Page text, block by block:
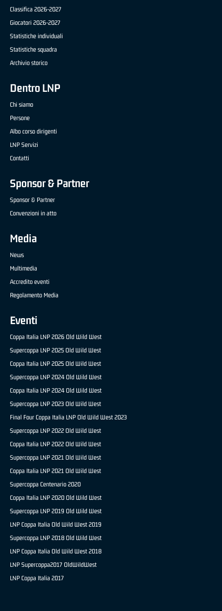
Classifica 2026-2027
Giocatori 2026-2027
Statistiche individuali
Statistiche squadra
Archivio storico
Dentro LNP
Chi siamo
Persone
Albo corso dirigenti
LNP Servizi
Contatti
Sponsor & Partner
Sponsor & Partner
Convenzioni in atto
Media
News
Multimedia
Accredito eventi
Regolamento Media
Eventi
Coppa Italia LNP 2026 Old Wild West
Supercoppa LNP 2025 Old Wild West
Coppa Italia LNP 2025 Old Wild West
Supercoppa LNP 2024 Old Wild West
Coppa Italia LNP 2024 Old Wild West
Supercoppa LNP 2023 Old Wild West
Final Four Coppa Italia LNP Old Wild West 2023
Supercoppa LNP 2022 Old Wild West
Coppa Italia LNP 2022 Old Wild West
Supercoppa LNP 2021 Old Wild West
Coppa Italia LNP 2021 Old Wild West
Supercoppa Centenario 2020
Coppa Italia LNP 2020 Old Wild West
Supercoppa LNP 2019 Old Wild West
LNP Coppa Italia Old Wild West 2019
Supercoppa LNP 2018 Old Wild West
LNP Coppa Italia Old Wild West 2018
LNP Supercoppa2017 OldWildWest
LNP Coppa Italia 2017